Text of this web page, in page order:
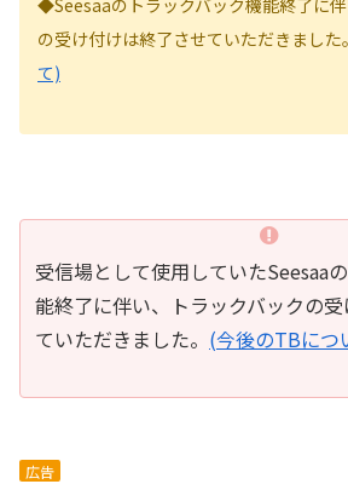
◆Seesaaのトラックバック機能終了に
の受け付けは終了させていただきました。
て)
受信場として使用していたSeesaa
能終了に伴い、トラックバックの
ていただきました。 (今後のTBにつ
広告